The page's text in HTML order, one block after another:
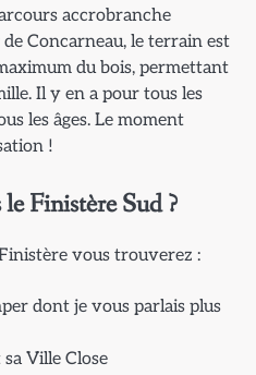
accrobranche
Concarneau, le terrain est
du bois, permettant
Il y en a pour tous les
les âges. Le moment
!
Finistère Sud ?
vous trouverez :
dont je vous parlais plus
Ville Close